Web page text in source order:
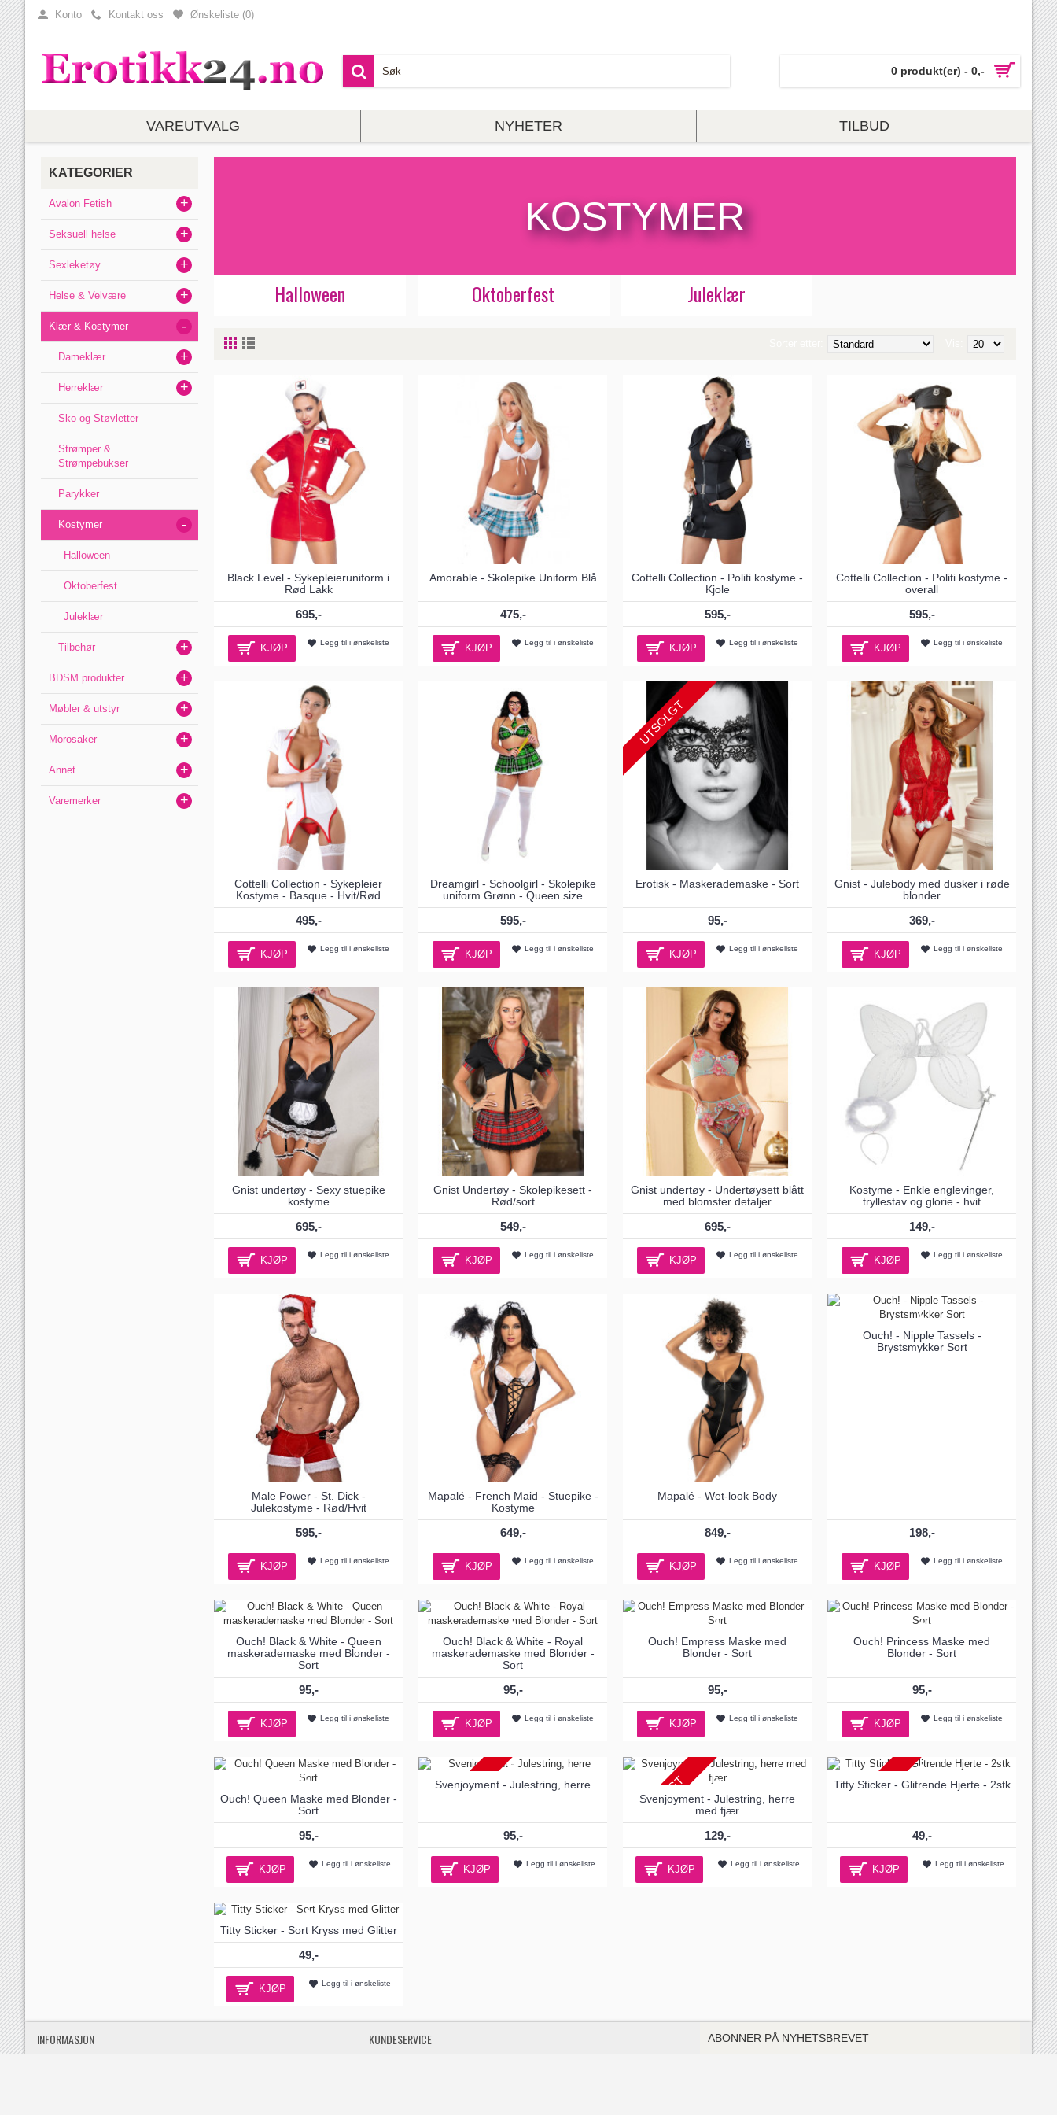
Konto Kontakt oss Ønskeliste (0)
0 produkt(er) - 0,-
VAREUTVALG NYHETER TILBUD
KATEGORIER
Avalon Fetish +
Seksuell helse +
Sexleketøy +
Helse & Velvære +
Klær & Kostymer -
Dameklær +
Herreklær +
Sko og Støvletter
Strømper &
Strømpebukser
Parykker
Kostymer -
Halloween
Oktoberfest
Juleklær
Tilbehør +
BDSM produkter +
Møbler & utstyr +
Morosaker +
Annet +
Varemerker +
KOSTYMER
Halloween Oktoberfest Juleklær
Black Level - Sykepleieruniform i
Rød Lakk
695,-
KJØP Legg til i ønskeliste
Amorable - Skolepike Uniform Blå
475,-
KJØP Legg til i ønskeliste
Cottelli Collection - Politi kostyme -
Kjole
595,-
KJØP Legg til i ønskeliste
Cottelli Collection - Politi kostyme -
overall
595,-
KJØP Legg til i ønskeliste
Cottelli Collection - Sykepleier
Kostyme - Basque - Hvit/Rød
495,-
KJØP Legg til i ønskeliste
Dreamgirl - Schoolgirl - Skolepike
uniform Grønn - Queen size
595,-
KJØP Legg til i ønskeliste
UTSOLGT
Erotisk - Maskerademaske - Sort
95,-
KJØP Legg til i ønskeliste
Gnist - Julebody med dusker i røde
blonder
369,-
KJØP Legg til i ønskeliste
Gnist undertøy - Sexy stuepike
kostyme
695,-
KJØP Legg til i ønskeliste
Gnist Undertøy - Skolepikesett -
Rød/sort
549,-
KJØP Legg til i ønskeliste
Gnist undertøy - Undertøysett blått
med blomster detaljer
695,-
KJØP Legg til i ønskeliste
Kostyme - Enkle englevinger,
tryllestav og glorie - hvit
149,-
KJØP Legg til i ønskeliste
Male Power - St. Dick -
Julekostyme - Rød/Hvit
595,-
KJØP Legg til i ønskeliste
Mapalé - French Maid - Stuepike -
Kostyme
649,-
KJØP Legg til i ønskeliste
Mapalé - Wet-look Body
849,-
KJØP Legg til i ønskeliste
Ouch! - Nipple Tassels -
Brystsmykker Sort
198,-
KJØP Legg til i ønskeliste
Ouch! Black & White - Queen
maskerademaske med Blonder -
Sort
95,-
KJØP Legg til i ønskeliste
Ouch! Black & White - Royal
maskerademaske med Blonder -
Sort
95,-
KJØP Legg til i ønskeliste
Ouch! Empress Maske med
Blonder - Sort
95,-
KJØP Legg til i ønskeliste
Ouch! Princess Maske med
Blonder - Sort
95,-
KJØP Legg til i ønskeliste
Ouch! Queen Maske med Blonder -
Sort
95,-
KJØP Legg til i ønskeliste
UTSOLGT
Svenjoyment - Julestring, herre
95,-
KJØP Legg til i ønskeliste
UTSOLGT
Svenjoyment - Julestring, herre
med fjær
129,-
KJØP Legg til i ønskeliste
UTSOLGT
Titty Sticker - Glitrende Hjerte - 2stk
49,-
KJØP Legg til i ønskeliste
Titty Sticker - Sort Kryss med Glitter
49,-
KJØP Legg til i ønskeliste
INFORMASJON KUNDESERVICE ABONNER PÅ NYHETSBREVET